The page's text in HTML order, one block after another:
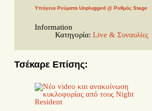
Υπόγεια Ρεύματα Unplugged @ Ρυθμός Stage
Information
Κατηγορία: Live & Συναυλίες
Τσέκαρε Επίσης: